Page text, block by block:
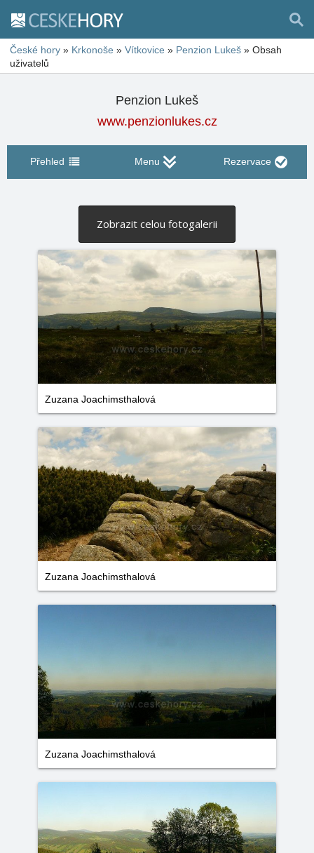
České hory » Krkonoše » Vítkovice » Penzion Lukeš » Obsah
uživatelů
Penzion Lukeš
www.penzionlukes.cz
Přehled Menu Rezervace
Zobrazit celou fotogalerii
Zuzana Joachimsthalová
Zuzana Joachimsthalová
Zuzana Joachimsthalová